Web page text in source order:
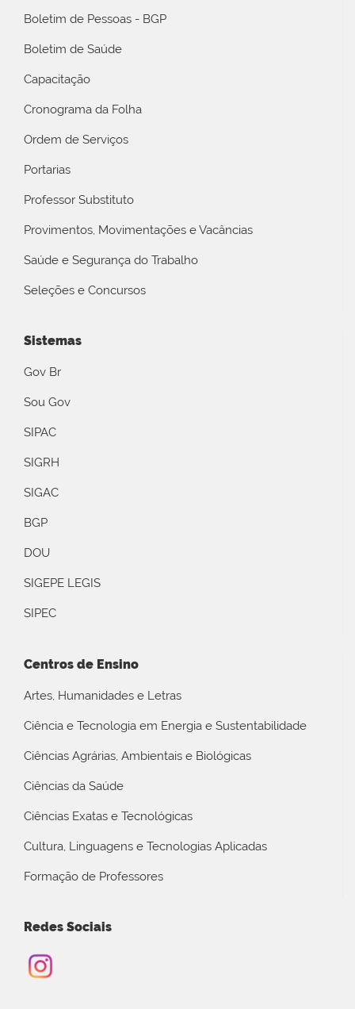
Boletim de Pessoas - BGP
Boletim de Saúde
Capacitação
Cronograma da Folha
Ordem de Serviços
Portarias
Professor Substituto
Provimentos, Movimentações e Vacâncias
Saúde e Segurança do Trabalho
Seleções e Concursos
Sistemas
Gov Br
Sou Gov
SIPAC
SIGRH
SIGAC
BGP
DOU
SIGEPE LEGIS
SIPEC
Centros de Ensino
Artes, Humanidades e Letras
Ciência e Tecnologia em Energia e Sustentabilidade
Ciências Agrárias, Ambientais e Biológicas
Ciências da Saúde
Ciências Exatas e Tecnológicas
Cultura, Linguagens e Tecnologias Aplicadas
Formação de Professores
Redes Sociais